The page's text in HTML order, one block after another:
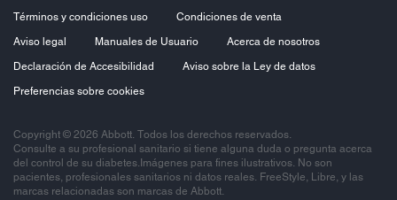
Términos y condiciones uso
Condiciones de venta
Aviso legal
Manuales de Usuario
Acerca de nosotros
Declaración de Accesibilidad
Aviso sobre la Ley de datos
Preferencias sobre cookies
Copyright © 2026 Abbott. Todos los derechos reservados.
Consulte a su profesional sanitario si tiene alguna duda o pregunta acerca
del control de su diabetes.Imágenes para fines ilustrativos. No son
pacientes, profesionales sanitarios ni datos reales. FreeStyle, Libre, y las
marcas relacionadas son marcas de Abbott.